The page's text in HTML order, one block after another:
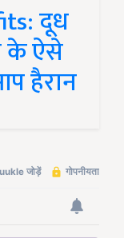
दूध
के ऐसे
हैरान